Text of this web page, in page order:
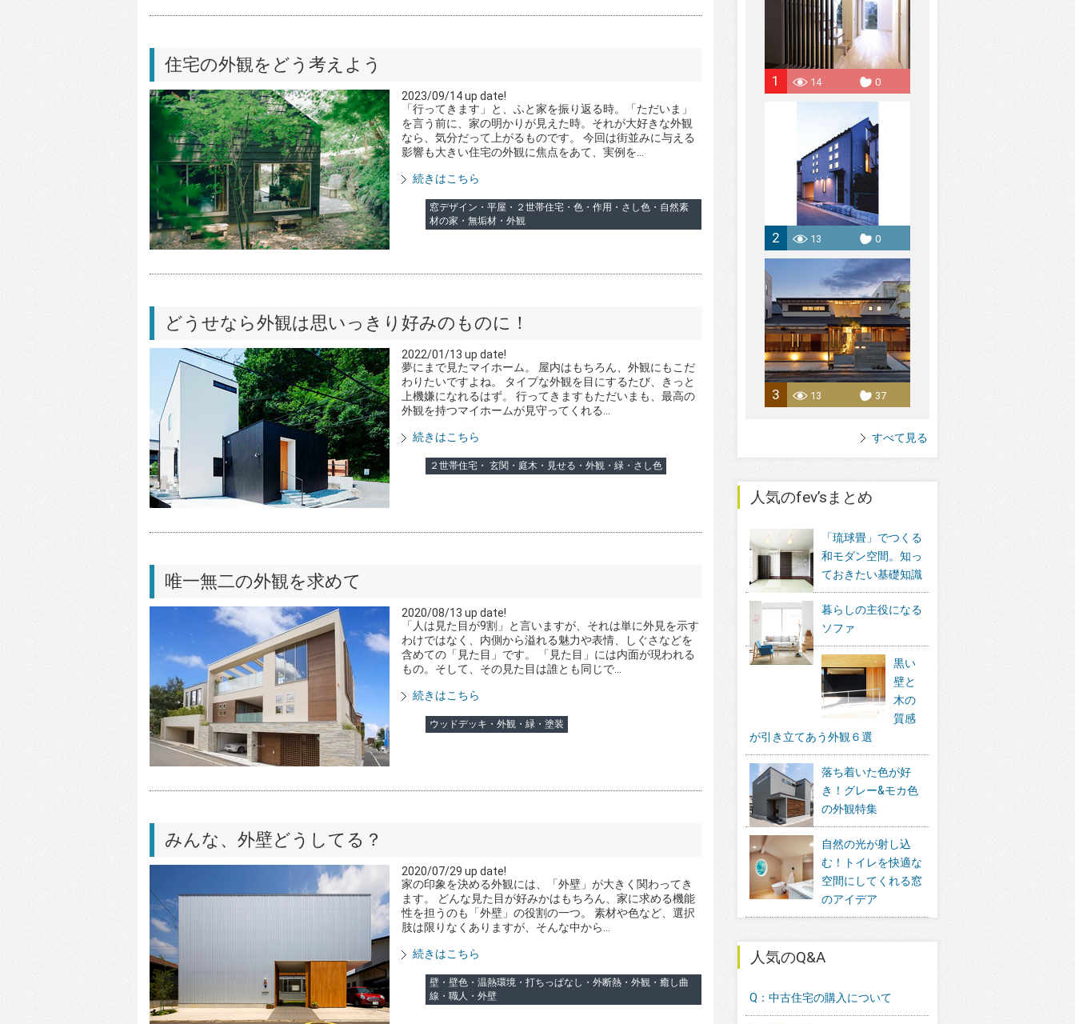
住宅の外観をどう考えよう
2023/09/14 up date!
「行ってきます」と、ふと家を振り返る時。「ただいま」
を言う前に、家の明かりが見えた時。それが大好きな外観
なら、気分だって上がるものです。 今回は街並みに与える
影響も大きい住宅の外観に焦点をあて、実例を...
続きはこちら
窓デザイン・平屋・２世帯住宅・色・作用・さし色・自然素
材の家・無垢材・外観
どうせなら外観は思いっきり好みのものに！
2022/01/13 up date!
夢にまで見たマイホーム。 屋内はもちろん、外観にもこだ
わりたいですよね。 タイプな外観を目にするたび、きっと
上機嫌になれるはず。 行ってきますもただいまも、最高の
外観を持つマイホームが見守ってくれる...
続きはこちら
２世帯住宅・ 玄関・庭木・見せる・外観・緑・さし色
唯一無二の外観を求めて
2020/08/13 up date!
「人は見た目が9割」と言いますが、それは単に外見を示す
わけではなく、内側から溢れる魅力や表情、しぐさなどを
含めての「見た目」です。 「見た目」には内面が現われる
もの。そして、その見た目は誰とも同じで...
続きはこちら
ウッドデッキ・外観・緑・塗装
みんな、外壁どうしてる？
2020/07/29 up date!
家の印象を決める外観には、「外壁」が大きく関わってき
ます。 どんな見た目が好みかはもちろん、家に求める機能
性を担うのも「外壁」の役割の一つ。 素材や色など、選択
肢は限りなくありますが、そんな中から...
続きはこちら
壁・壁色・温熱環境・打ちっぱなし・外断熱・外観・癒し曲
線・職人・外壁
1 14 0
2 13 0
3 13 37
すべて見る
人気のfev’sまとめ
「琉球畳」でつくる
和モダン空間。知っ
ておきたい基礎知識
暮らしの主役になる
ソファ
黒い
壁と
木の
質感
が引き立てあう外観６選
落ち着いた色が好
き！グレー&モカ色
の外観特集
自然の光が射し込
む！トイレを快適な
空間にしてくれる窓
のアイデア
人気のQ&A
Q：中古住宅の購入について